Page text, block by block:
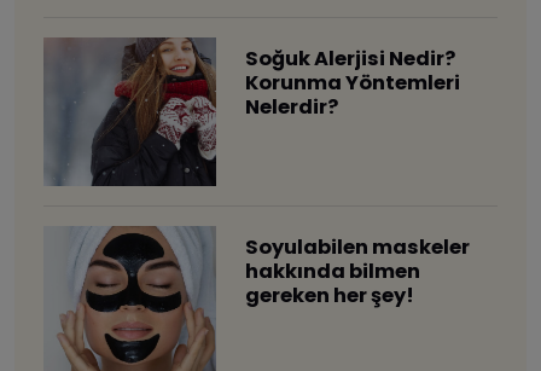
Soğuk Alerjisi Nedir?
Korunma Yöntemleri
Nelerdir?
Soyulabilen maskeler
hakkında bilmen
gereken her şey!